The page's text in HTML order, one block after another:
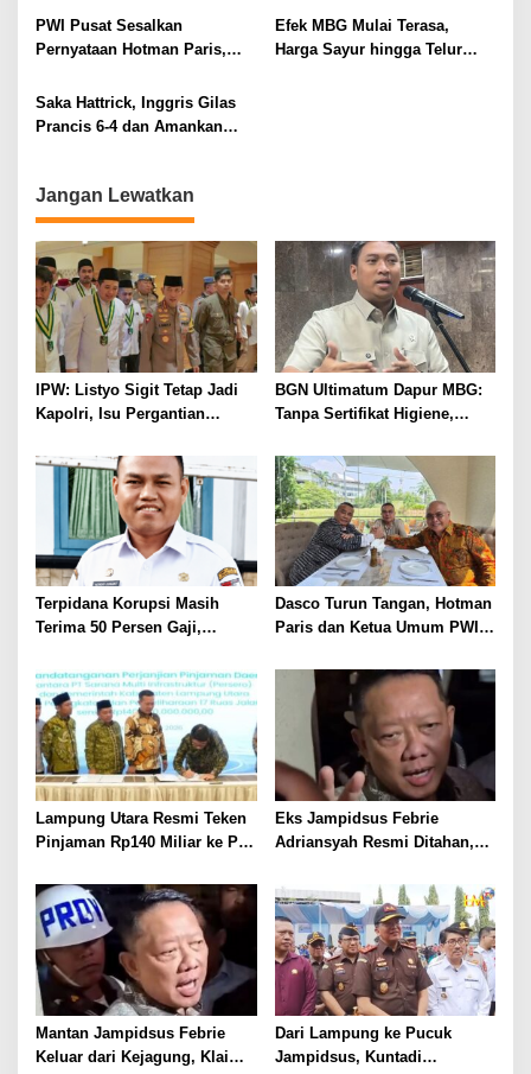
Pers
PWI Pusat Sesalkan
Pernyataan Hotman Paris,
Wartawan dan Kemerdekaan
Pers
Efek MBG Mulai Terasa,
Harga Sayur hingga Telur
Saka Hattrick, Inggris Gilas
Prancis 6-4 dan Amankan
Jangan Lewatkan
IPW: Listyo Sigit Tetap Jadi
Kapolri, Isu Pergantian
Kawanan Febrie Adriansyah
BGN Ultimatum Dapur MBG:
Tanpa Sertifikat Higiene,
Terpidana Korupsi Masih
Terima 50 Persen Gaji,
Tunggu Keputusan BKN
Dasco Turun Tangan, Hotman
Paris dan Ketua Umum PWI
Polemik Wartawan?
Lampung Utara Resmi Teken
Pinjaman Rp140 Miliar ke PT
Jalan
Eks Jampidsus Febrie
Adriansyah Resmi Ditahan,
Usai Diperiksa Berjam-jam
Mantan Jampidsus Febrie
Keluar dari Kejagung, Klaim
Dari Lampung ke Pucuk
Jampidsus, Kuntadi